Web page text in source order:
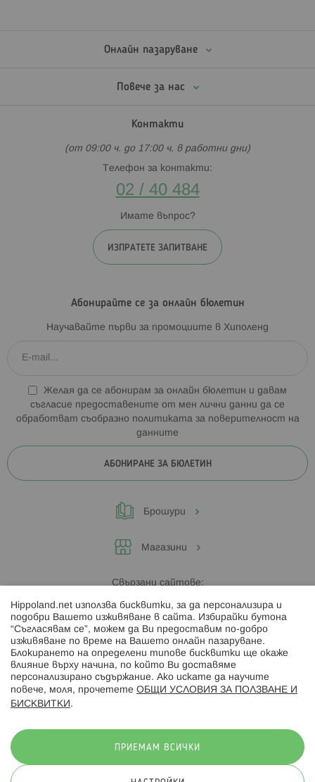
Онлайн пазаруване
Повече за нас
Контакти
(от 09:00 ч. до 17:00 ч. в работни дни)
Телефон за контакти:
02 / 40 484
Имате въпрос?
ИЗПРАТЕТЕ ЗАПИТВАНЕ
Абонирайте се за онлайн бюлетин
Научавайте първи за промоциите в Хиполенд
Желая да се абонирам за онлайн бюлетин и давам
съгласие предоставените от мен лични данни да се
обработват съобразно политиката за поверителност на
данните
АБОНИРАНЕ ЗА БЮЛЕТИН
Брошури
Магазини
Свързани сайтове:
Hippoland.ro
Последвайте ни:
Hippoland.net използва бисквитки, за да персонализира и
подобри Вашето изживяване в сайта. Избирайки бутона
“Съгласявам се”, можем да Ви предоставим по-добро
изживяване по време на Вашето онлайн пазаруване.
Блокирането на определени типове бисквитки ще окаже
влияние върху начина, по който Ви доставяме
персонализирано съдържание. Ако искате да научите
повече, моля, прочетете ОБЩИ УСЛОВИЯ ЗА ПОЛЗВАНЕ И
БИСКВИТКИ .
ПРИЕМАМ ВСИЧКИ